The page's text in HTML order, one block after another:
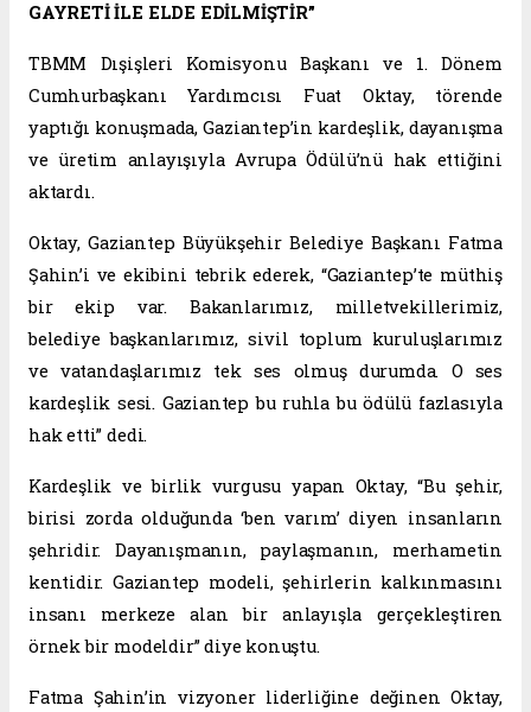
GAYRETİ İLE ELDE EDİLMİŞTİR”
TBMM Dışişleri Komisyonu Başkanı ve 1. Dönem
Cumhurbaşkanı Yardımcısı Fuat Oktay, törende
yaptığı konuşmada, Gaziantep’in kardeşlik, dayanışma
ve üretim anlayışıyla Avrupa Ödülü’nü hak ettiğini
aktardı.
Oktay, Gaziantep Büyükşehir Belediye Başkanı Fatma
Şahin’i ve ekibini tebrik ederek, “Gaziantep’te müthiş
bir ekip var. Bakanlarımız, milletvekillerimiz,
belediye başkanlarımız, sivil toplum kuruluşlarımız
ve vatandaşlarımız tek ses olmuş durumda. O ses
kardeşlik sesi. Gaziantep bu ruhla bu ödülü fazlasıyla
hak etti” dedi.
Kardeşlik ve birlik vurgusu yapan Oktay, “Bu şehir,
birisi zorda olduğunda ‘ben varım’ diyen insanların
şehridir. Dayanışmanın, paylaşmanın, merhametin
kentidir. Gaziantep modeli, şehirlerin kalkınmasını
insanı merkeze alan bir anlayışla gerçekleştiren
örnek bir modeldir” diye konuştu.
Fatma Şahin’in vizyoner liderliğine değinen Oktay,